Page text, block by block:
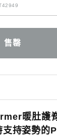
暖肚護
持姿勢的